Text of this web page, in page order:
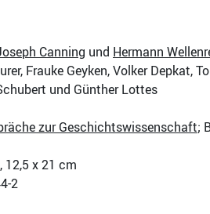
Canning und Hermann
Frauke Geyken, Volker Depkat,
und Günther Lottes
zur Geschichtswissenschaft;
12,5 x 21 cm
2